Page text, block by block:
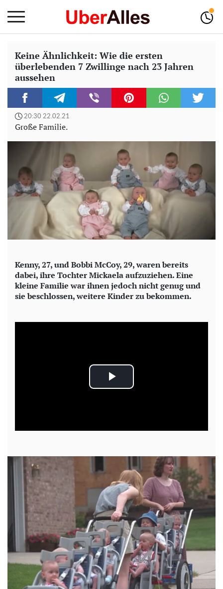
Keine Ähnlichkeit: Wie die ersten
überlebenden 7 Zwillinge nach 23 Jahren
aussehen
20:30 22.02.21
Große Familie.
Kenny, 27, und Bobbi McCoy, 29, waren bereits
dabei, ihre Tochter Mickaela aufzuziehen. Eine
kleine Familie war ihnen jedoch nicht genug und
sie beschlossen, weitere Kinder zu bekommen.
P
a
y
V
i
d
e
o